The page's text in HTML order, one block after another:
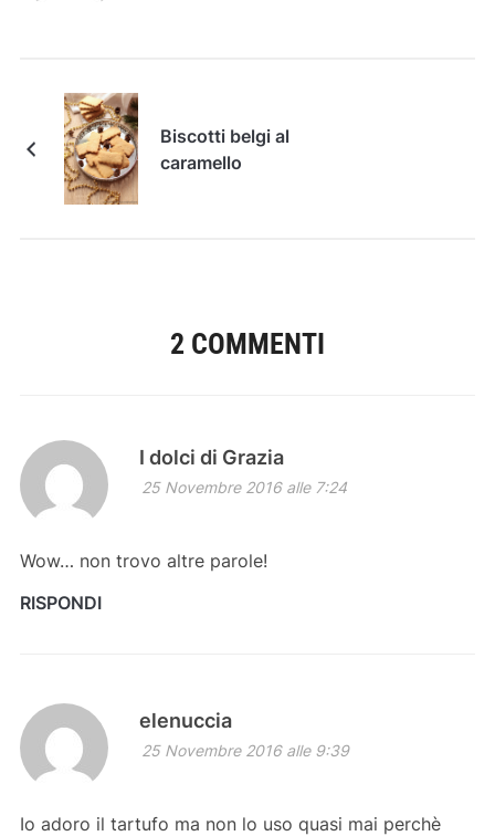
Biscotti belgi al
caramello
2 COMMENTI
I dolci di Grazia
25 Novembre 2016 alle 7:24
Wow… non trovo altre parole!
RISPONDI
elenuccia
25 Novembre 2016 alle 9:39
Io adoro il tartufo ma non lo uso quasi mai perchè